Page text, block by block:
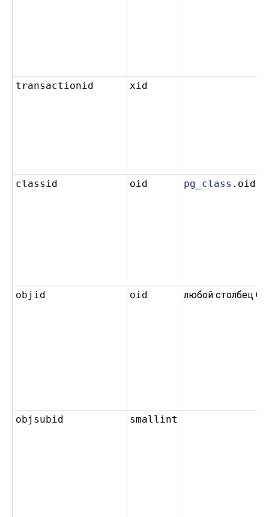
transactionid xid
classid oid pg_class .oid
objid oid любой столбец
objsubid smallint